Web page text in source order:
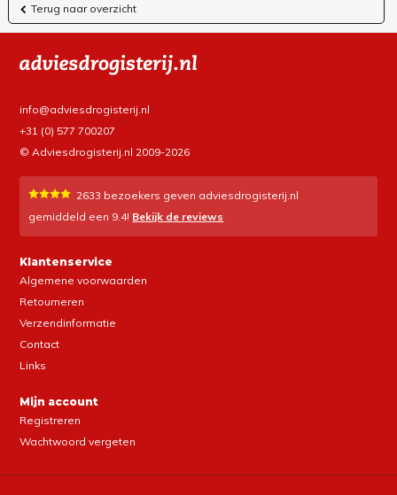
Terug naar overzicht
info@adviesdrogisterij.nl
+31 (0) 577 700207
© Adviesdrogisterij.nl 2009-2026
2633 bezoekers geven adviesdrogisterij.nl
gemiddeld een 9.4! Bekijk de reviews
Klantenservice
Algemene voorwaarden
Retourneren
Verzendinformatie
Contact
Links
Mijn account
Registreren
Wachtwoord vergeten